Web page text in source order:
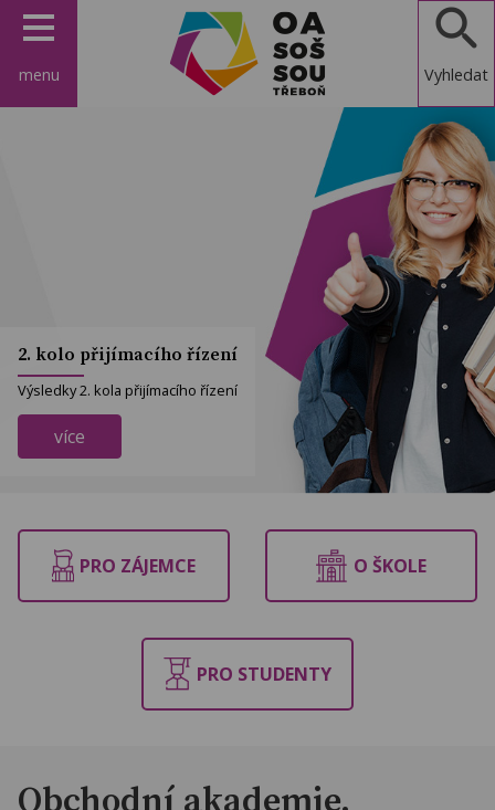
menu Vyhledat
2. kolo přijímacího řízení
Výsledky 2. kola přijímacího řízení
více
PRO ZÁJEMCE O ŠKOLE
PRO STUDENTY